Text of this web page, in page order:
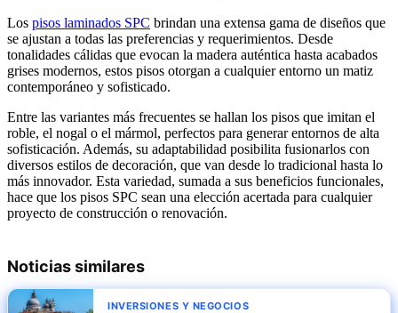
Los pisos laminados SPC brindan una extensa gama de diseños que
se ajustan a todas las preferencias y requerimientos. Desde
tonalidades cálidas que evocan la madera auténtica hasta acabados
grises modernos, estos pisos otorgan a cualquier entorno un matiz
contemporáneo y sofisticado.
Entre las variantes más frecuentes se hallan los pisos que imitan el
roble, el nogal o el mármol, perfectos para generar entornos de alta
sofisticación. Además, su adaptabilidad posibilita fusionarlos con
diversos estilos de decoración, que van desde lo tradicional hasta lo
más innovador. Esta variedad, sumada a sus beneficios funcionales,
hace que los pisos SPC sean una elección acertada para cualquier
proyecto de construcción o renovación.
Noticias similares
INVERSIONES Y NEGOCIOS